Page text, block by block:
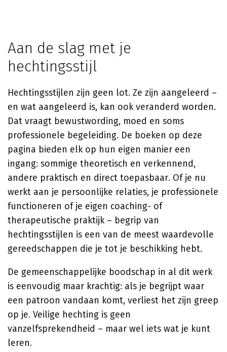
Aan de slag met je
hechtingsstijl
Hechtingsstijlen zijn geen lot. Ze zijn aangeleerd –
en wat aangeleerd is, kan ook veranderd worden.
Dat vraagt bewustwording, moed en soms
professionele begeleiding. De boeken op deze
pagina bieden elk op hun eigen manier een
ingang: sommige theoretisch en verkennend,
andere praktisch en direct toepasbaar. Of je nu
werkt aan je persoonlijke relaties, je professionele
functioneren of je eigen coaching- of
therapeutische praktijk – begrip van
hechtingsstijlen is een van de meest waardevolle
gereedschappen die je tot je beschikking hebt.
De gemeenschappelijke boodschap in al dit werk
is eenvoudig maar krachtig: als je begrijpt waar
een patroon vandaan komt, verliest het zijn greep
op je. Veilige hechting is geen
vanzelfsprekendheid – maar wel iets wat je kunt
leren.